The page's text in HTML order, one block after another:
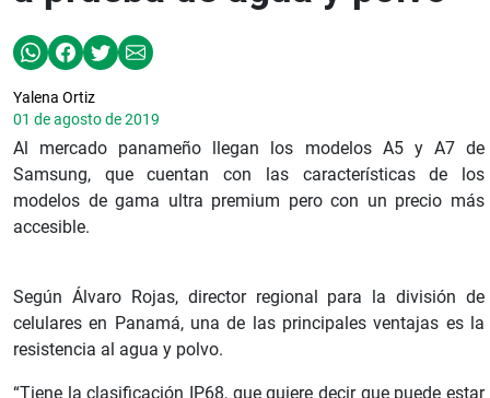
Yalena Ortiz
01 de agosto de 2019
Al mercado panameño llegan los modelos A5 y A7 de
Samsung, que cuentan con las características de los
modelos de gama ultra premium pero con un precio más
accesible.
Según Álvaro Rojas, director regional para la división de
celulares en Panamá, una de las principales ventajas es la
resistencia al agua y polvo.
“Tiene la clasificación IP68, que quiere decir que puede estar